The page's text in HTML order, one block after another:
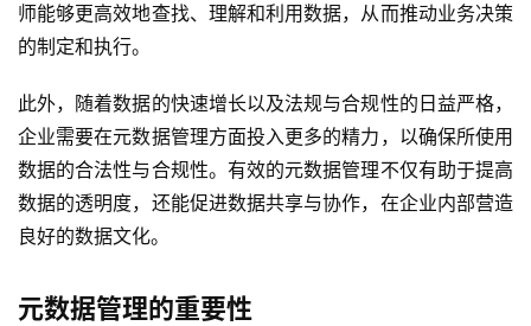
师能够更高效地查找、理解和利用数据，从而推动业务决策
的制定和执行。
此外，随着数据的快速增长以及法规与合规性的日益严格，
企业需要在元数据管理方面投入更多的精力，以确保所使用
数据的合法性与合规性。有效的元数据管理不仅有助于提高
数据的透明度，还能促进数据共享与协作，在企业内部营造
良好的数据文化。
元数据管理的重要性